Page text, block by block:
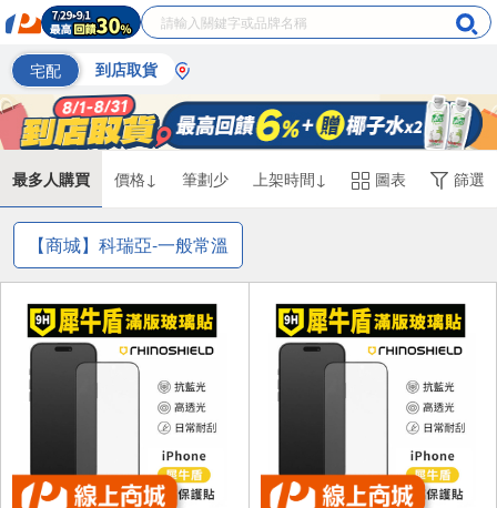
宅配 到店取貨
最多人購買 價格↓ 筆劃少 上架時間↓ 圖表 篩選
【商城】科瑞亞-一般常溫